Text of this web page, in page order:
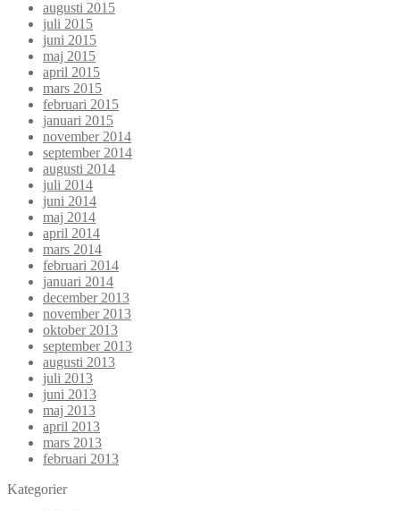
augusti 2015
juli 2015
juni 2015
maj 2015
april 2015
mars 2015
februari 2015
januari 2015
november 2014
september 2014
augusti 2014
juli 2014
juni 2014
maj 2014
april 2014
mars 2014
februari 2014
januari 2014
december 2013
november 2013
oktober 2013
september 2013
augusti 2013
juli 2013
juni 2013
maj 2013
april 2013
mars 2013
februari 2013
Kategorier